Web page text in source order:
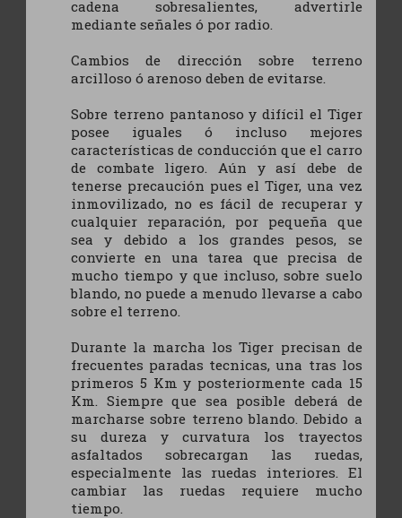
cadena sobresalientes, advertirle
mediante señales ó por radio.
Cambios de dirección sobre terreno
arcilloso ó arenoso deben de evitarse.
Sobre terreno pantanoso y difícil el Tiger
posee iguales ó incluso mejores
características de conducción que el carro
de combate ligero. Aún y así debe de
tenerse precaución pues el Tiger, una vez
inmovilizado, no es fácil de recuperar y
cualquier reparación, por pequeña que
sea y debido a los grandes pesos, se
convierte en una tarea que precisa de
mucho tiempo y que incluso, sobre suelo
blando, no puede a menudo llevarse a cabo
sobre el terreno.
Durante la marcha los Tiger precisan de
frecuentes paradas tecnicas, una tras los
primeros 5 Km y posteriormente cada 15
Km. Siempre que sea posible deberá de
marcharse sobre terreno blando. Debido a
su dureza y curvatura los trayectos
asfaltados sobrecargan las ruedas,
especialmente las ruedas interiores. El
cambiar las ruedas requiere mucho
tiempo.